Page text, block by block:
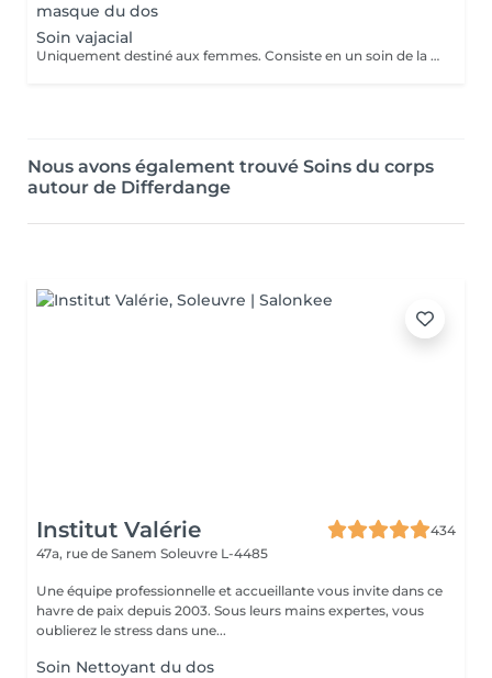
masque du dos
Soin vajacial
Uniquement destiné aux femmes. Consiste en un soin de la zone intime, mousse, gommage, vapeur, extraction de comédons & poils incarnés, appareil désinfectant, masque). Si l'épilation du maillot est de moins d'une semaine alors le soin seul suffit, sinon il faudra programmé le forfait avec l'épilation incluse.
Nous avons également trouvé Soins du corps
autour de Differdange
Institut Valérie
434
47a, rue de Sanem Soleuvre L-4485
Une équipe professionnelle et accueillante vous invite dans ce
havre de paix depuis 2003. Sous leurs mains expertes, vous
oublierez le stress dans une...
Soin Nettoyant du dos